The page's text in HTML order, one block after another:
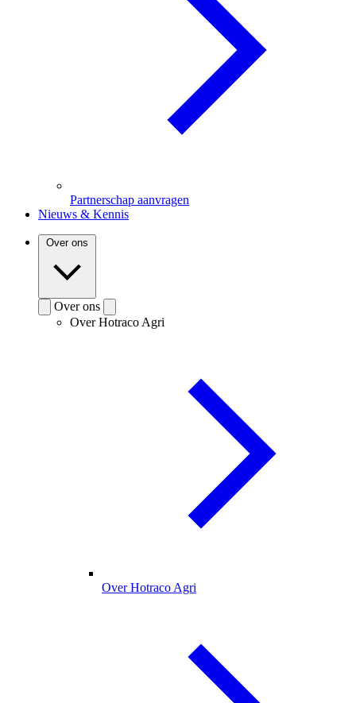
Partnerschap aanvragen
Nieuws & Kennis
Over ons
Over ons
Over Hotraco Agri
Over Hotraco Agri